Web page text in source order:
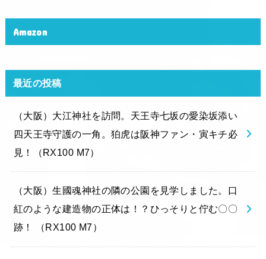
Amazon
最近の投稿
（大阪）大江神社を訪問。天王寺七坂の愛染坂添い
四天王寺守護の一角。狛虎は阪神ファン・寅キチ必
見！（RX100 M7）
（大阪）生國魂神社の隣の公園を見学しました。口
紅のような建造物の正体は！？ひっそりと佇む〇〇
跡！ （RX100 M7）